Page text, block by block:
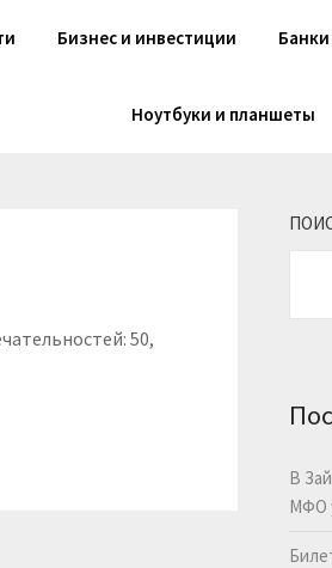
Бизнес и инвестиции
Ноутбуки и планшеты
50,
В
МФО